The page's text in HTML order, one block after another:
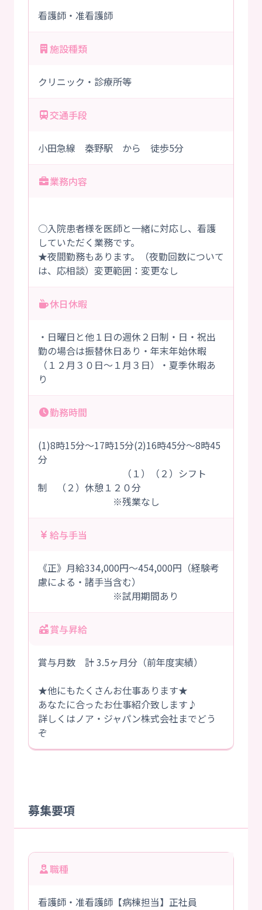
看護師・准看護師
施設種類
クリニック・診療所等
交通手段
小田急線 秦野駅 から 徒歩5分
業務内容
○入院患者様を医師と一緒に対応し、看護
していただく業務です。
★夜間勤務もあります。（夜勤回数について
は、応相談）変更範囲：変更なし
休日休暇
・日曜日と他１日の週休２日制・日・祝出
勤の場合は振替休日あり・年末年始休暇
（１２月３０日～１月３日）・夏季休暇あ
り
勤務時間
(1)8時15分～17時15分(2)16時45分～8時45
分
（１）（２）シフト
制 （２）休憩１２０分
※残業なし
給与手当
《正》月給334,000円～454,000円（経験考
慮による・諸手当含む）
※試用期間あり
賞与昇給
賞与月数 計 3.5ヶ月分（前年度実績）
★他にもたくさんお仕事あります★
あなたに合ったお仕事紹介致します♪
詳しくはノア・ジャパン株式会社までどう
ぞ
募集要項
職種
看護師・准看護師【病棟担当】正社員